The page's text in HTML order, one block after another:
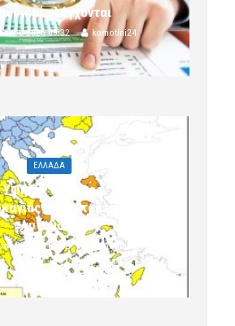
ελέγχονται
2026 09:32 komotini24
ΕΛΛΑΔΑ
Υψηλός κίνδυνος
την Τετάρτη 5
Αυγούστου
2026 09:32 komotini24